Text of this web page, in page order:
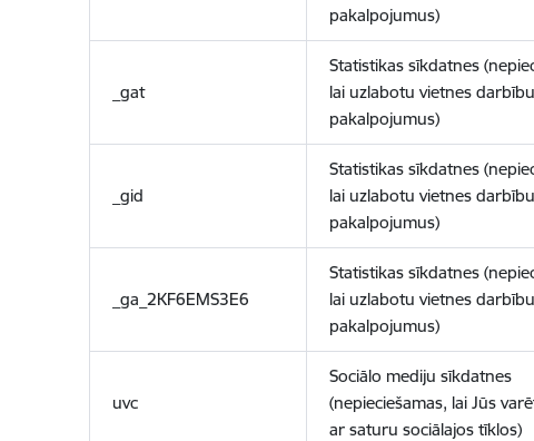
pakalpojumus)
_gat
Statistikas sīkdatnes
lai uzlabotu vietnes
pakalpojumus)
_gid
Statistikas sīkdatnes
lai uzlabotu vietnes
pakalpojumus)
_ga_2KF6EMS3E6
Statistikas sīkdatnes
lai uzlabotu vietnes
pakalpojumus)
uvc
Sociālo mediju sīkdatnes
(nepieciešamas, lai Jūs
ar saturu sociālajos tīklos)